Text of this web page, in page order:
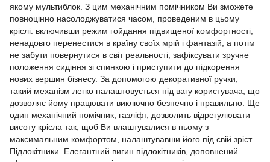
якому мультиблок. З цим механічним помічником Ви зможете
повноцінно насолоджуватися часом, проведеним в цьому
кріслі: включивши режим гойдання підвищеної комфортності,
ненадовго перенестися в країну своїх мрій і фантазій, а потім
не забути повернутися в світ реальності, зафіксувати зручне
положення сидіння зі спинкою і приступити до підкорення
нових вершин бізнесу. За допомогою декоративної ручки,
такий механізм легко налаштовується під вагу користувача, що
дозволяє йому працювати виключно безпечно і правильно. Ще
один механічний помічник, газліфт, дозволить відрегулювати
висоту крісла так, щоб Ви влаштувалися в ньому з
максимальним комфортом, налаштувавши його під свій зріст.
Підлокітники. Елегантний вигин підлокітників, доповнений